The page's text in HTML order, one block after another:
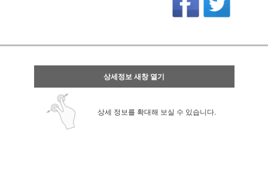
상세정보 새창 열기
상세 정보를 확대해 보실 수 있습니다.